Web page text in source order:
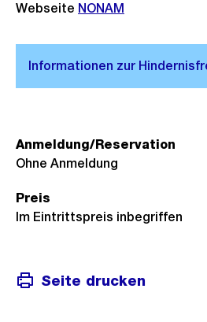
Webseite NONAM
Anmeldung/Reservation
Ohne Anmeldung
Preis
Im Eintrittspreis inbegriffen
Seite drucken